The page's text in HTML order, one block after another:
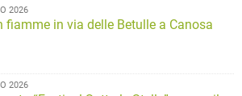
2026
fiamme in via delle Betulle a Canosa
2026